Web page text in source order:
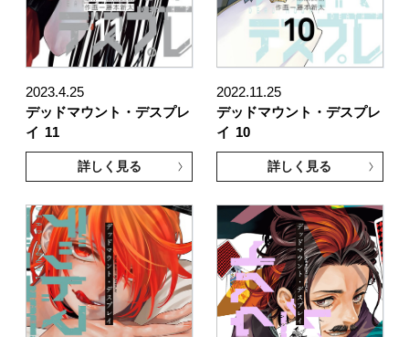
2023.4.25
デッドマウント・デスプレ
イ 11
詳しく見る
2022.11.25
デッドマウント・デスプレ
イ 10
詳しく見る